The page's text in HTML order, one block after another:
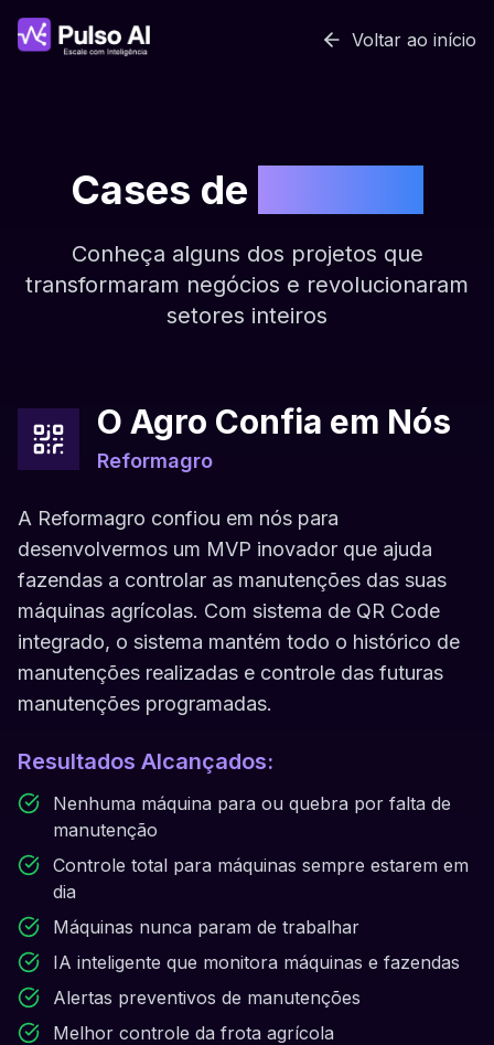
Voltar ao início
Cases de
Conheça alguns dos projetos que
transformaram negócios e revolucionaram
setores inteiros
O Agro Confia em Nós
Reformagro
A Reformagro confiou em nós para
desenvolvermos um MVP inovador que ajuda
fazendas a controlar as manutenções das suas
máquinas agrícolas. Com sistema de QR Code
integrado, o sistema mantém todo o histórico de
manutenções realizadas e controle das futuras
manutenções programadas.
Resultados Alcançados:
Nenhuma máquina para ou quebra por falta de
manutenção
Controle total para máquinas sempre estarem em
dia
Máquinas nunca param de trabalhar
IA inteligente que monitora máquinas e fazendas
Alertas preventivos de manutenções
Melhor controle da frota agrícola